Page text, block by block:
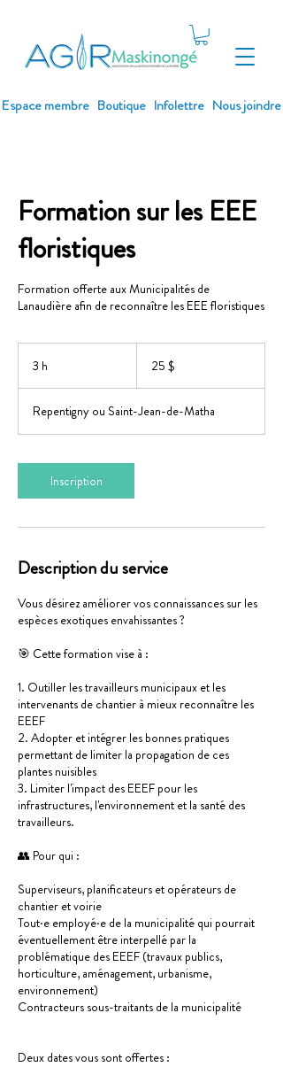
Espace membre Boutique Infolettre Nous joindre
Formation sur les EEE
floristiques
Formation offerte aux Municipalités de
Lanaudière afin de reconnaître les EEE floristiques
3 h 25 $
Repentigny ou Saint-Jean-de-Matha
Inscription
Description du service
Vous désirez améliorer vos connaissances sur les
espèces exotiques envahissantes ?
🎯 Cette formation vise à :
1. Outiller les travailleurs municipaux et les
intervenants de chantier à mieux reconnaître les
EEEF
2. Adopter et intégrer les bonnes pratiques
permettant de limiter la propagation de ces
plantes nuisibles
3. Limiter l'impact des EEEF pour les
infrastructures, l'environnement et la santé des
travailleurs.
👥 Pour qui :
Superviseurs, planificateurs et opérateurs de
chantier et voirie
Tout·e employé·e de la municipalité qui pourrait
éventuellement être interpellé par la
problématique des EEEF (travaux publics,
horticulture, aménagement, urbanisme,
environnement)
Contracteurs sous-traitants de la municipalité
Deux dates vous sont offertes :